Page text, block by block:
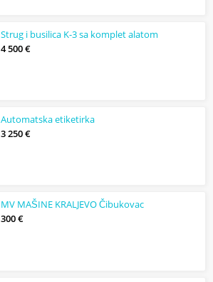
Strug i busilica K-3 sa komplet alatom
4 500 €
Automatska etiketirka
3 250 €
MV MAŠINE KRALJEVO Čibukovac
300 €